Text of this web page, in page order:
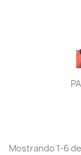
Mostrando 1-6